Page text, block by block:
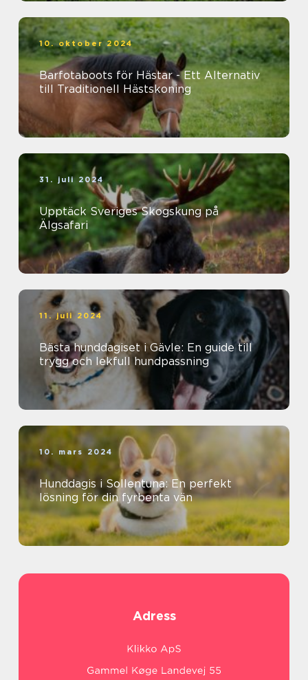
10. oktober 2024
Barfotaboots för Hästar - Ett Alternativ
till Traditionell Hästskoning
31. juli 2024
Upptäck Sveriges Skogskung på
Älgsafari
11. juli 2024
Bästa hunddagiset i Gävle: En guide till
trygg och lekfull hundpassning
10. mars 2024
Hunddagis i Sollentuna: En perfekt
lösning för din fyrbenta vän
Adress